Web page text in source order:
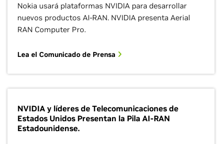
Nokia usará plataformas NVIDIA para desarrollar
nuevos productos AI-RAN. NVIDIA presenta Aerial
RAN Computer Pro.
Lea el Comunicado de Prensa
NVIDIA y líderes de Telecomunicaciones de
Estados Unidos Presentan la Pila AI-RAN
Estadounidense.